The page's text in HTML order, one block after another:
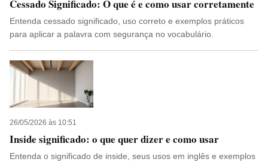
Cessado Significado: O que é e como usar corretamente
Entenda cessado significado, uso correto e exemplos práticos
para aplicar a palavra com segurança no vocabulário.
26/05/2026 às 10:51
Inside significado: o que quer dizer e como usar
Entenda o significado de inside, seus usos em inglês e exemplos